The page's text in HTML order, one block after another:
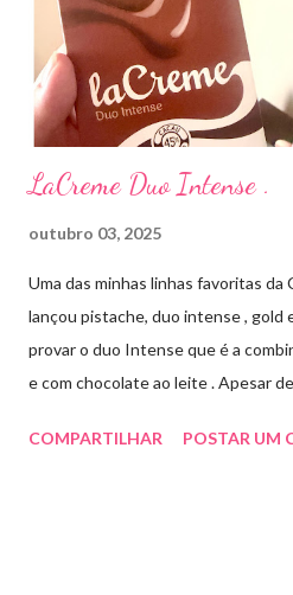
TÓPICO SOLUÇÃO é apresentado
frascos de 120 ml. USO
Cada ml contém: Eritromicina base
LaCreme Duo Intense .
outubro 03, 2025
Uma das minhas linhas favoritas da
lançou pistache, duo intense , gold
provar o duo Intense que é a
e com chocolate ao leite . Apesar
medida certa ( tem sabor e
COMPARTILHAR POSTAR UM